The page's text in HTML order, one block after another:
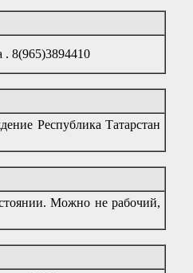
. 8(965)3894410
Республика Татарстан
Можно не рабочий,